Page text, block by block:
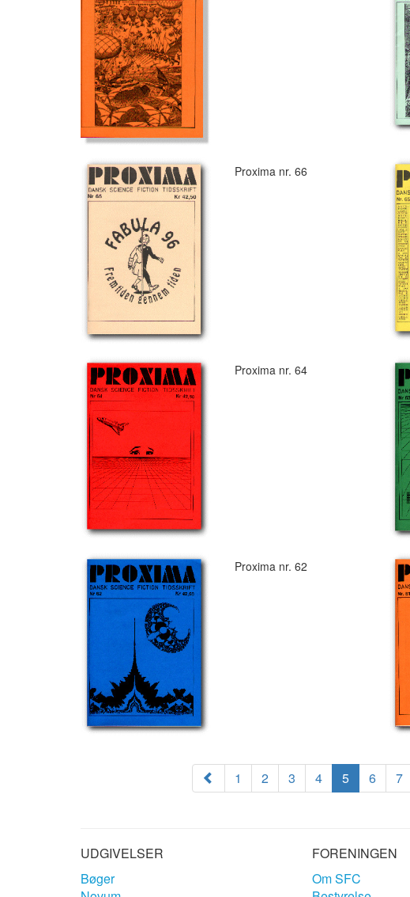
Proxima nr. 66
Proxima nr. 64
Proxima nr. 62
1 2 3 4 5 6 7
UDGIVELSER
Bøger
FORENINGEN
Om SFC